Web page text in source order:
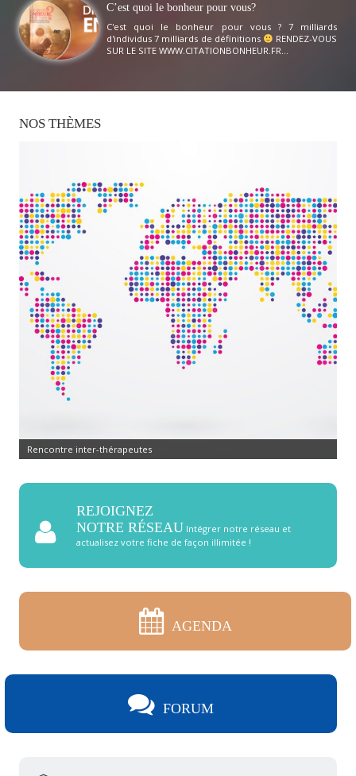
C’est quoi le bonheur pour vous?
C'est quoi le bonheur pour vous ? 7 milliards
d'individus 7 milliards de définitions
RENDEZ-VOUS
SUR LE SITE WWW.CITATIONBONHEUR.FR...
NOS THÈMES
Rencontre inter-thérapeutes
REJOIGNEZ
NOTRE RÉSEAU Intégrer notre réseau et
actualisez votre fiche de façon illimitée !
AGENDA
FORUM